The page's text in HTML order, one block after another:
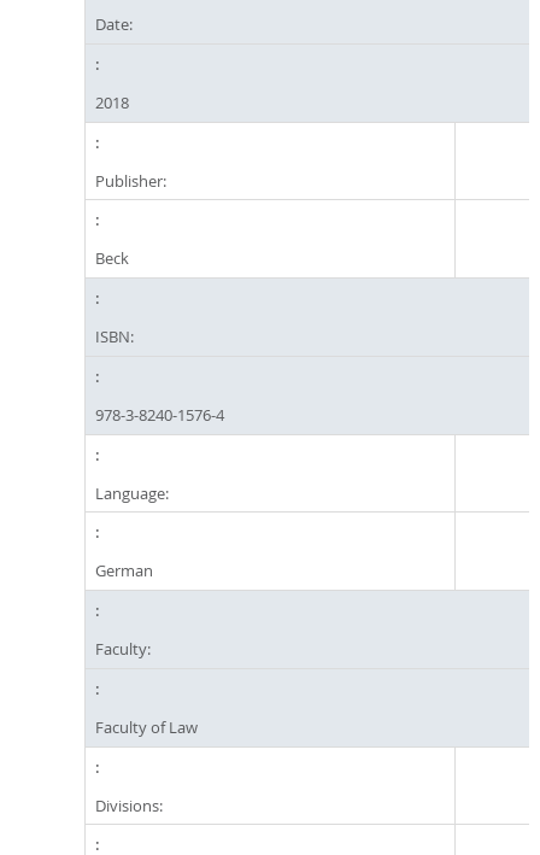
Date:
2018
Publisher:
Beck
ISBN:
978-3-8240-1576-4
Language:
German
Faculty:
Faculty of Law
Divisions: